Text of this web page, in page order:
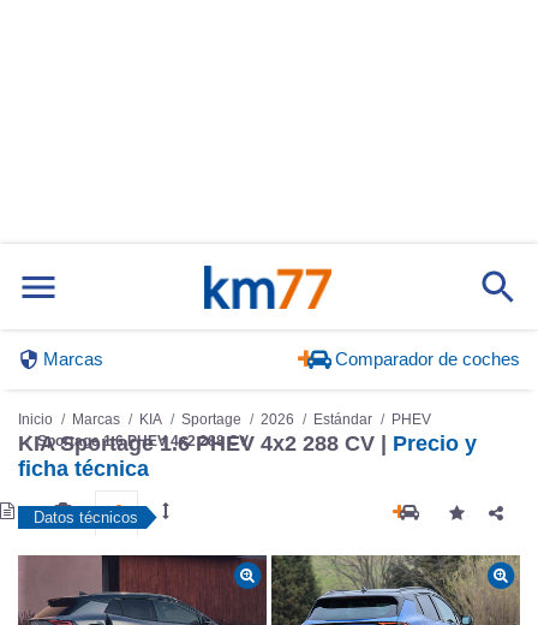
Marcas Comparador de coches
Inicio Marcas KIA Sportage 2026 Estándar
PHEV
Sportage 1.6 PHEV 4x2 288 CV
KIA Sportage 1.6 PHEV 4x2 288 CV | Precio y
ficha técnica
Datos técnicos